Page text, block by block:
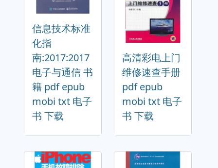
信息技术标准
化指
南:2017:2017
电子与通信 书
籍 pdf epub
mobi txt 电子
书 下载
高清彩电上门
维修速查手册
pdf epub
mobi txt 电子
书 下载